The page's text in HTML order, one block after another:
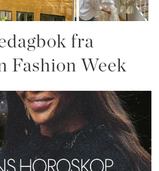
fra
Fashion Week